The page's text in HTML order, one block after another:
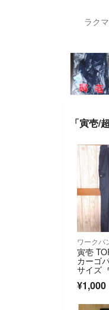
ラクマ
「寅壱/
ワークパ
寅壱
カーゴ
サイズ
ツ 訳あ
¥1,000